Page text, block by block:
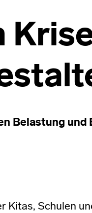
Belastung und
Kitas, Schulen